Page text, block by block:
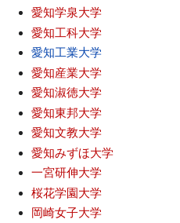
愛知学泉大学
愛知工科大学
愛知工業大学
愛知産業大学
愛知淑徳大学
愛知東邦大学
愛知文教大学
愛知みずほ大学
一宮研伸大学
桜花学園大学
岡崎女子大学